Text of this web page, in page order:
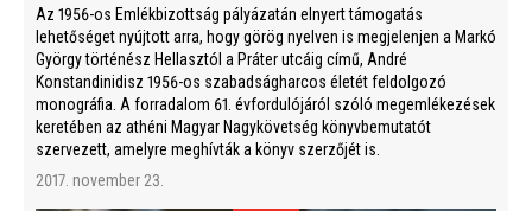
Az 1956-os Emlékbizottság pályázatán elnyert támogatás
lehetőséget nyújtott arra, hogy görög nyelven is megjelenjen a Markó
György történész Hellasztól a Práter utcáig című, André
Konstandinidisz 1956-os szabadságharcos életét feldolgozó
monográfia. A forradalom 61. évfordulójáról szóló megemlékezések
keretében az athéni Magyar Nagykövetség könyvbemutatót
szervezett, amelyre meghívták a könyv szerzőjét is.
2017. november 23.